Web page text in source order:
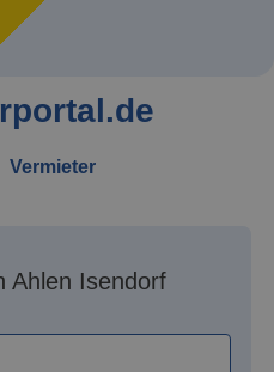
Vermieter
Ahlen Isendorf